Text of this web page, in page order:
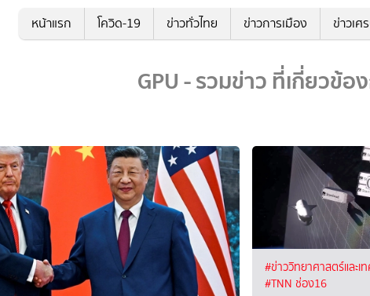
หน้าแรก โควิด-19 ข่าวทั่วไทย ข่าวการเมือง ข่าวเศ
GPU - รวมข่าว ที่เกี่ยวข้อ
#ข่าววิทยาศาสตร์และเ
#TNN ช่อง16